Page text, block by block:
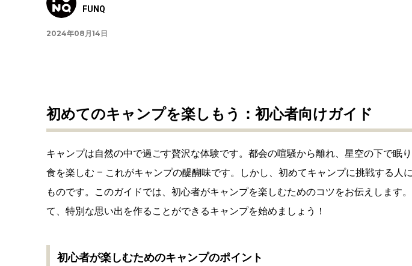
FUNQ
2024年08月14日
初めてのキャンプを楽しもう：初心者向けガイド
キャンプは自然の中で過ごす贅沢な体験です。都会の喧騒から離れ、星空の下で眠
食を楽しむ – これがキャンプの醍醐味です。しかし、初めてキャンプに挑戦する人
ものです。このガイドでは、初心者がキャンプを楽しむためのコツをお伝えします
て、特別な思い出を作ることができるキャンプを始めましょう！
初心者が楽しむためのキャンプのポイント